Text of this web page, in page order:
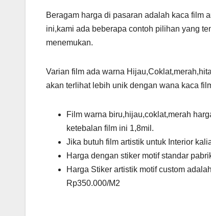
Beragam harga di pasaran adalah kaca film
ini,kami ada beberapa contoh pilihan yang
menemukan.
Varian film ada warna
akan terlihat lebih unik dengan wana kaca
Film warna biru,hijau,coklat,merah
ketebalan film ini 1,8mil.
Jika butuh film artistik untuk Interior
Harga dengan stiker motif standar
Harga Stiker artistik motif custom
Rp350.000/M2